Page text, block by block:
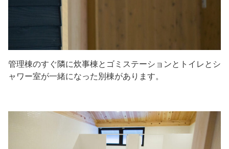
管理棟のすぐ隣に炊事棟とゴミステーションとトイレとシ
ャワー室が一緒になった別棟があります。